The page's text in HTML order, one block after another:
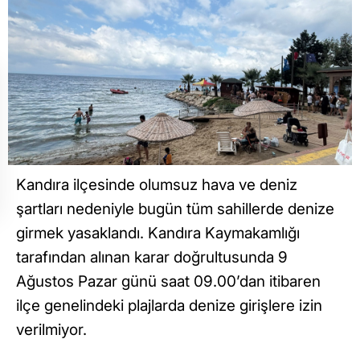
Kandıra ilçesinde olumsuz hava ve deniz
şartları nedeniyle bugün tüm sahillerde denize
girmek yasaklandı. Kandıra Kaymakamlığı
tarafından alınan karar doğrultusunda 9
Ağustos Pazar günü saat 09.00’dan itibaren
ilçe genelindeki plajlarda denize girişlere izin
verilmiyor.